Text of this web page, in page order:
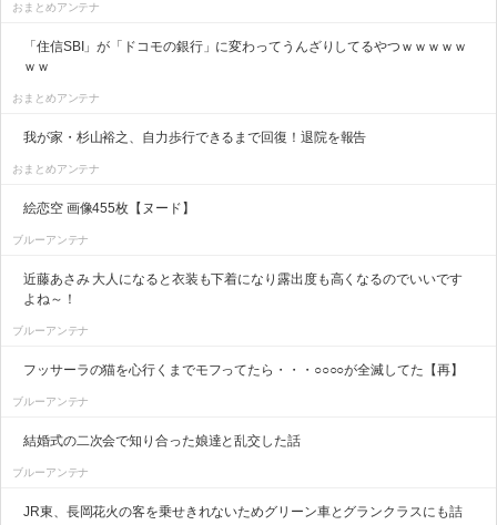
おまとめアンテナ
「住信SBI」が「ドコモの銀行」に変わってうんざりしてるやつｗｗｗｗｗ
ｗｗ
おまとめアンテナ
我が家・杉山裕之、自力歩行できるまで回復！退院を報告
おまとめアンテナ
絵恋空 画像455枚【ヌード】
ブルーアンテナ
近藤あさみ 大人になると衣装も下着になり露出度も高くなるのでいいです
よね～！
ブルーアンテナ
フッサーラの猫を心行くまでモフってたら・・・○○○○が全滅してた【再】
ブルーアンテナ
結婚式の二次会で知り合った娘達と乱交した話
ブルーアンテナ
JR東、長岡花火の客を乗せきれないためグリーン車とグランクラスにも詰